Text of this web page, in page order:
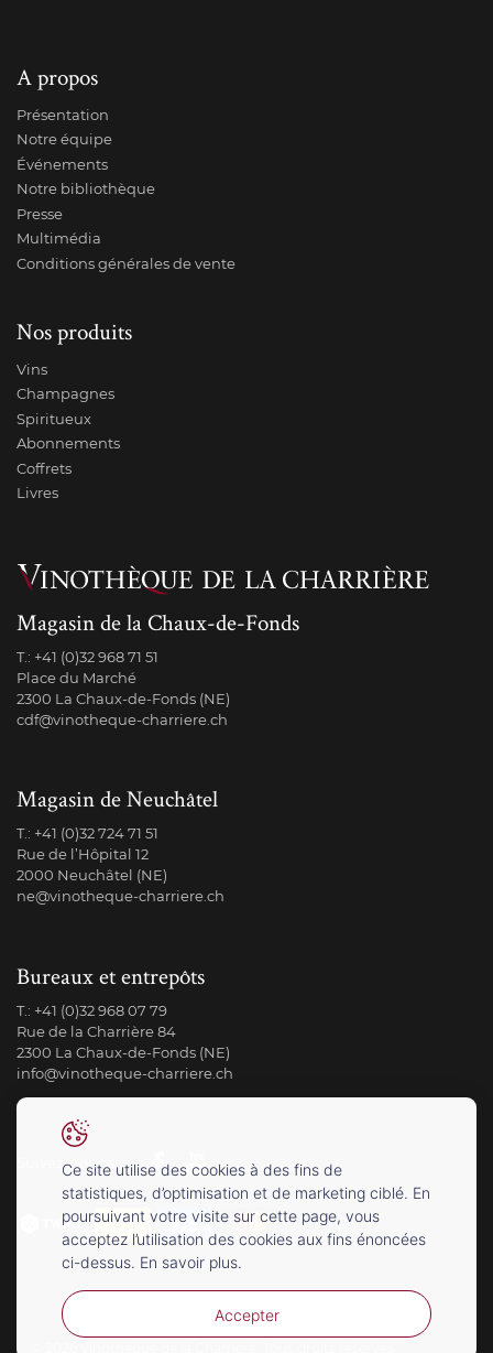
A propos
Présentation
Notre équipe
Événements
Notre bibliothèque
Presse
Multimédia
Conditions générales de vente
Nos produits
Vins
Champagnes
Spiritueux
Abonnements
Coffrets
Livres
Magasin de la Chaux-de-Fonds
T.: +41 (0)32 968 71 51
Place du Marché
2300 La Chaux-de-Fonds (NE)
cdf@vinotheque-charriere.ch
Magasin de Neuchâtel
T.: +41 (0)32 724 71 51
Rue de l’Hôpital 12
2000 Neuchâtel (NE)
ne@vinotheque-charriere.ch
Bureaux et entrepôts
T.: +41 (0)32 968 07 79
Rue de la Charrière 84
2300 La Chaux-de-Fonds (NE)
info@vinotheque-charriere.ch
Suivez-nous sur
Ce site utilise des cookies à des fins de
statistiques, d’optimisation et de marketing ciblé. En
poursuivant votre visite sur cette page, vous
acceptez l’utilisation des cookies aux fins énoncées
ci-dessus. En savoir plus.
Accepter